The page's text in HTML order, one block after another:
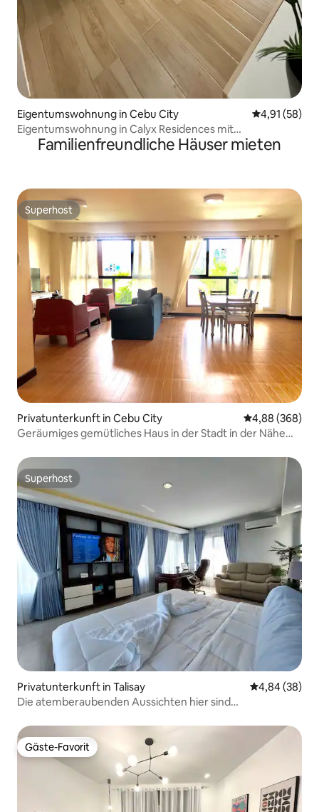
Eigentumswohnung in Cebu City
4,91 (58)
Eigentumswohnung in Calyx Residences mit
fantastischem Pool (10. Etage)
Familienfreundliche Häuser mieten
Superhost
Superhost
Privatunterkunft in Cebu City
4,88 (368)
Geräumiges gemütliches Haus in der Stadt in der Nähe
Superhost
Superhost
Privatunterkunft in Talisay
4,84 (38)
Die atemberaubenden Aussichten hier sind
Gäste-Favorit
Gäste-Favorit